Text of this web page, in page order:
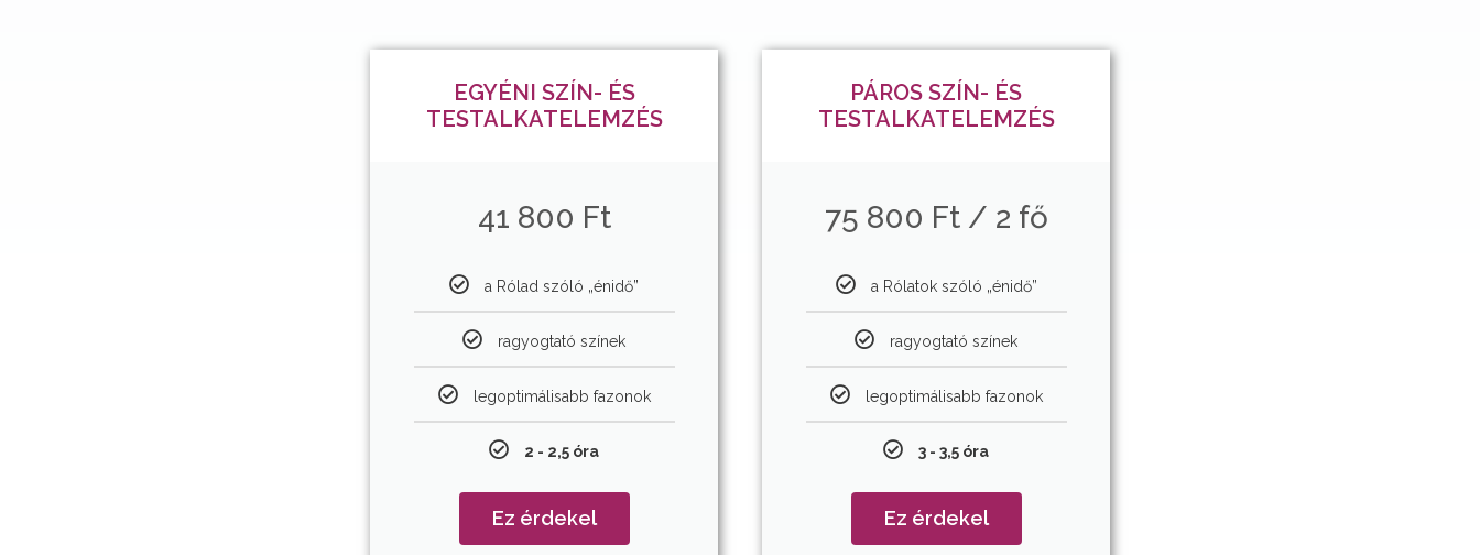
EGYÉNI SZÍN- ÉS
TESTALKATELEMZÉS
41 800 Ft
a Rólad szóló „énidő”
ragyogtató színek
legoptimálisabb fazonok
2 - 2,5 óra
Ez érdekel
PÁROS SZÍN- ÉS
TESTALKATELEMZÉS
75 800 Ft / 2 fő
a Rólatok szóló „énidő”
ragyogtató színek
legoptimálisabb fazonok
3 - 3,5 óra
Ez érdekel